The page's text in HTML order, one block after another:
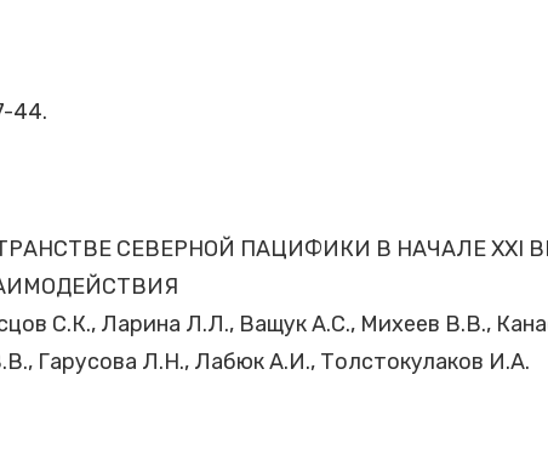
44.
СЕВЕРНОЙ ПАЦИФИКИ В НАЧАЛЕ XXI
С.К., Ларина Л.Л., Ващук А.С., Михеев В.В.,
Гарусова Л.Н., Лабюк А.И., Толстокулаков И.А.